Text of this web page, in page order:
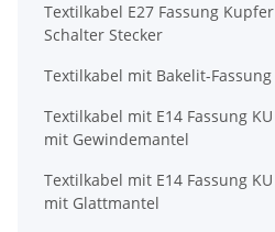
Textilkabel E27 Fassung Kupfer
Schalter Stecker
Textilkabel mit Bakelit-Fassung
Textilkabel mit E14 Fassung KU
mit Gewindemantel
Textilkabel mit E14 Fassung KU
mit Glattmantel